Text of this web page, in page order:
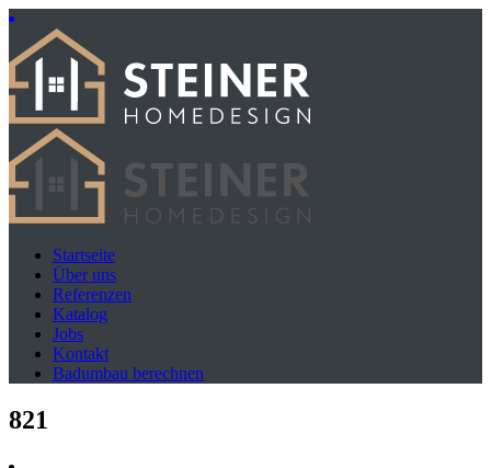
Startseite
Über uns
Referenzen
Katalog
Jobs
Kontakt
Badumbau berechnen
821